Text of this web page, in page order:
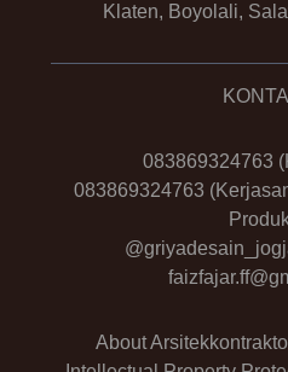
Klaten, Boyolali,
083869324763
083869324763
About